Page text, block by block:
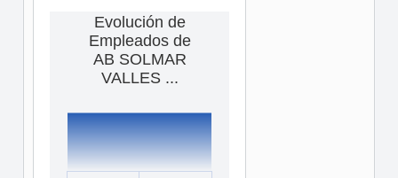
Evolución de
Empleados de
AB SOLMAR
VALLES ...